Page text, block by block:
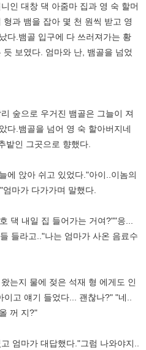
인 대창 댁 아줌마 집과 영 숙 할머
과 뱀을 잡아 몇 천 원씩 받고 영
다.뱀골 입구에 다 쓰러져가는 황
보였다. 엄마와 난, 뱀골을 넘었
숲으로 우거진 뱀골은 그늘이 져
다.뱀골을 넘어 영 숙 할아버지네
밭인 그곳으로 향했다.
에 앉아 쉬고 있었다."아이..이놈의
마가 다가가며 말했다.
댁 내일 집 들어가는 거여?""응...
들라고.."나는 엄마가 사온 음료수
는지 물에 젖은 석재 형 에게도 인
고 얘기 들었다... 괜찮나?" "네..
꺼 지?"
엄마가 대답했다."그럼 나와야지..